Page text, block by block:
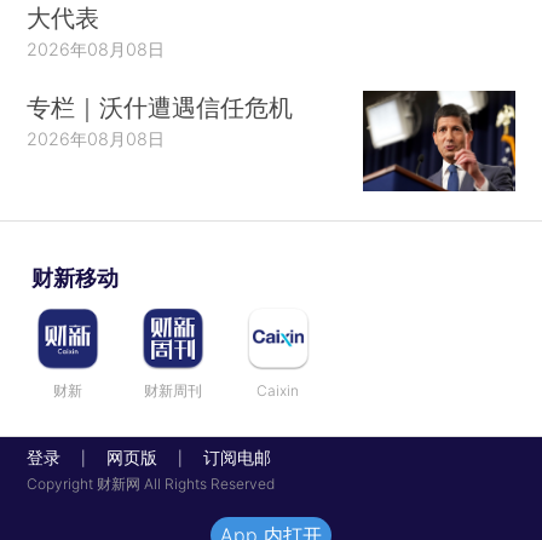
大代表
2026年08月08日
专栏｜沃什遭遇信任危机
2026年08月08日
财新移动
财新 财新周刊 Caixin
登录 网页版 订阅电邮
Copyright 财新网 All Rights Reserved
App 内打开